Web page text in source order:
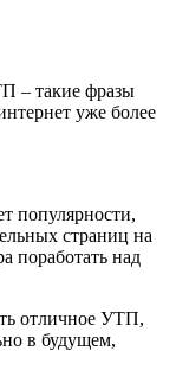
– такие фразы
уже более
популярности,
страниц на
поработать над
отличное УТП,
в будущем,